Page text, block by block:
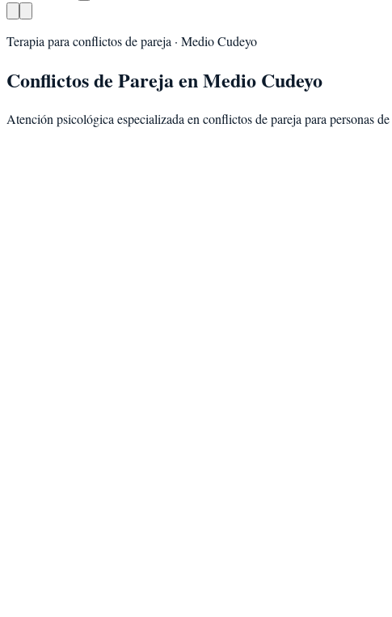
Terapia para conflictos de pareja · Medio Cudeyo
Conflictos de ParejaenMedio Cudeyo
Atención psicológica especializada en conflictos de pareja para personas de